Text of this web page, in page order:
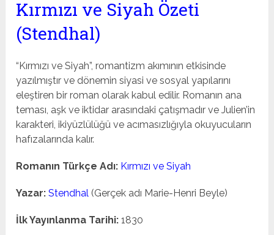
Kırmızı ve Siyah Özeti
(Stendhal)
“Kırmızı ve Siyah”, romantizm akımının etkisinde
yazılmıştır ve dönemin siyasi ve sosyal yapılarını
eleştiren bir roman olarak kabul edilir. Romanın ana
teması, aşk ve iktidar arasındaki çatışmadır ve Julien’in
karakteri, ikiyüzlülüğü ve acımasızlığıyla okuyucuların
hafızalarında kalır.
Romanın Türkçe Adı: Kırmızı ve Siyah
Yazar: Stendhal (Gerçek adı Marie-Henri Beyle)
İlk Yayınlanma Tarihi: 1830